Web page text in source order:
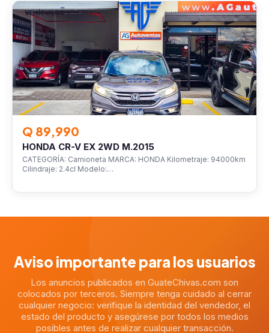
VEHÍCULOS
Q 89,990
HONDA CR-V EX 2WD M.2015
CATEGORÍA: Camioneta MARCA: HONDA Kilometraje: 94000km
Cilindraje: 2.4cl Modelo:…
Aviso importante para los usuarios
Los anuncios publicados en GuateChivas.com son
colocados por terceros. Siempre tenga cuidado al cerrar
cualquier negocio: verifique la identidad del vendedor, el
estado del producto y asegúrese por todos los medios
posibles antes de realizar cualquier transacción.